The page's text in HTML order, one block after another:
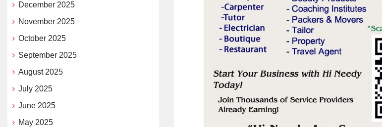
December 2025
November 2025
October 2025
September 2025
August 2025
July 2025
June 2025
May 2025